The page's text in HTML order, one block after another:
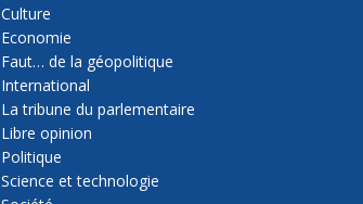
Culture
Economie
Faut… de la géopolitique
International
La tribune du parlementaire
Libre opinion
Politique
Science et technologie